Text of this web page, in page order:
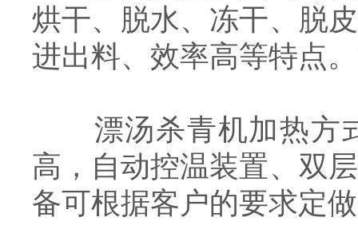
烘干、脱水、冻干、脱
进出料、效率高等特点
漂汤杀青机加热方式
高，自动控温装置、双
备可根据客户的要求定